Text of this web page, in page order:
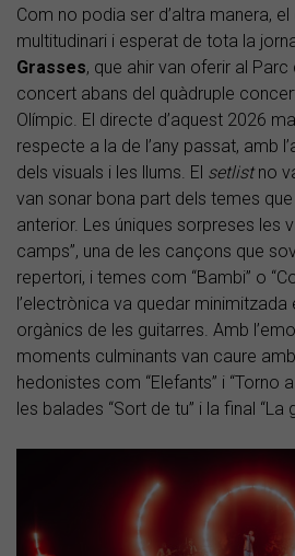
Com no podia ser d’altra manera,
multitudinari i esperat de tota la
Grasses, que ahir van oferir al
concert abans del quàdruple
Olímpic. El directe d’aquest 2026
respecte a la de l’any passat, amb
dels visuals i les llums. El setlistno
van sonar bona part dels temes
anterior. Les úniques sorpreses les
camps”, una de les cançons que
repertori, i temes com “Bambi” o
l’electrònica va quedar
orgànics de les guitarres. Amb
moments culminants van caure
hedonistes com “Elefants” i “Torno
les balades “Sort de tu” i la final “La